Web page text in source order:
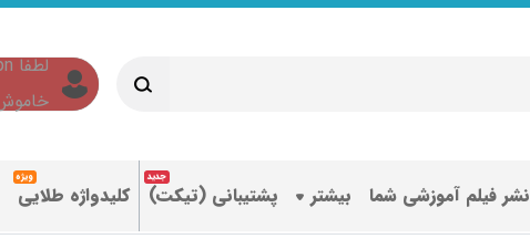
نشر فیلم آموزشی شما بیشتر پشتیبانی (تیکت) کلیدواژه طلایی